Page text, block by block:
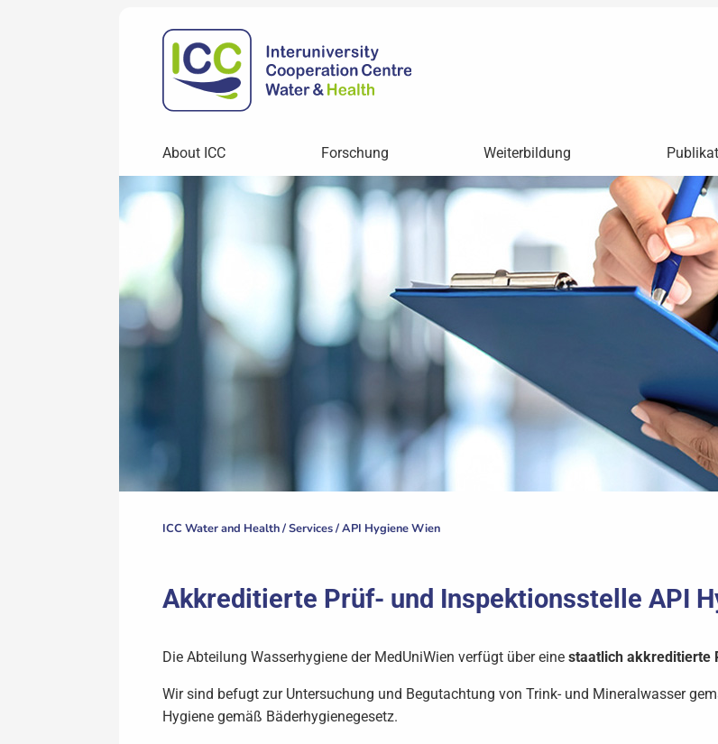
About ICC Forschung Weiterbildung
ICC Water and Health /Services/API Hygiene Wien
Akkreditierte Prüf- und Inspektionsstelle API
Die Abteilung Wasserhygiene der MedUniWien verfügt über eine staatlich akkreditierte
Wir sind befugt zur Untersuchung und Begutachtung von Trink- und Mineralwasser
Hygiene gemäß Bäderhygienegesetz.